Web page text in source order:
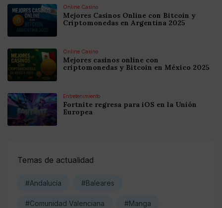
Online Casino
Mejores Casinos Online con Bitcoin y
Criptomonedas en Argentina 2025
Online Casino
Mejores casinos online con
criptomonedas y Bitcoin en México 2025
Entretenimiento
Fortnite regresa para iOS en la Unión
Europea
Temas de actualidad
#Andalucía #Baleares
#Comunidad Valenciana #Manga